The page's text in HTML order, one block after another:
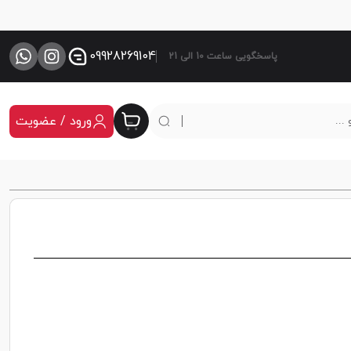
09928269104 پاسخگویی ساعت 10 الی 21
ورود / عضویت